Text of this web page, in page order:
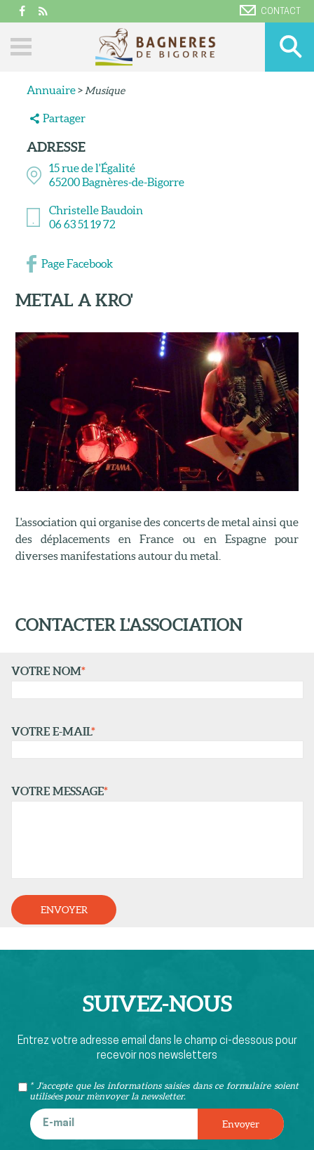
CONTACT
Annuaire> Musique
Partager
ADRESSE
15 rue de l'Égalité
65200Bagnères-de-Bigorre
Christelle Baudoin
06 63 51 19 72
Page Facebook
METAL A KRO'
L'association qui organise des concerts de metal ainsi que
des déplacements en France ou en Espagne pour
diverses manifestations autour du metal.
CONTACTER L'ASSOCIATION
VOTRE NOM*
VOTRE E-MAIL*
VOTRE MESSAGE*
SUIVEZ-NOUS
Entrez votre adresse email dans le champ ci-dessous pour
recevoir nos newsletters
* J'accepte que les informations saisies dans ce formulaire soient
utilisées pour m’envoyer la newsletter.